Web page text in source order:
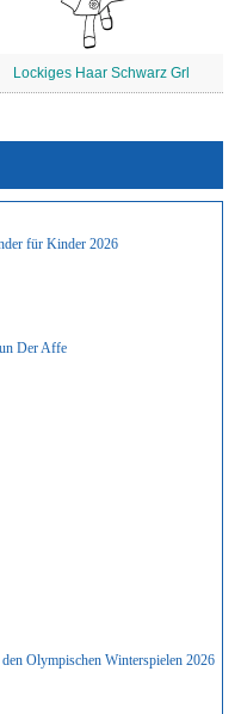
Lockiges Haar Schwarz Grl
für Kinder 2026
Der Affe
Olympischen Winterspielen 2026